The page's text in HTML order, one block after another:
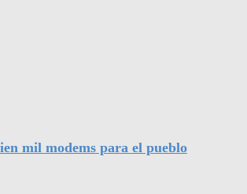
mil modems para el pueblo